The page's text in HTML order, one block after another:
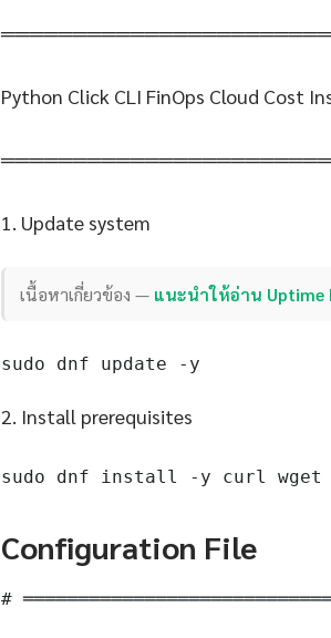
Python Click CLI FinOps Cloud Cost
1. Update system
เนื้อหาเกี่ยวข้อง — แนะนำให้อ่าน Uptime
sudo dnf update -y
2. Install prerequisites
sudo dnf install -y curl
Configuration File
#